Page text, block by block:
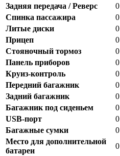
Задняя передача / Реверс
0
Спинка пассажира
0
Литые диски
0
Прицеп
0
Стояночный тормоз
0
Панель приборов
0
Круиз-контроль
0
Передний багажник
0
Задний багажник
0
Багажник под сиденьем
0
USB-порт
0
Багажные сумки
0
Место для дополнительной
батареи
0